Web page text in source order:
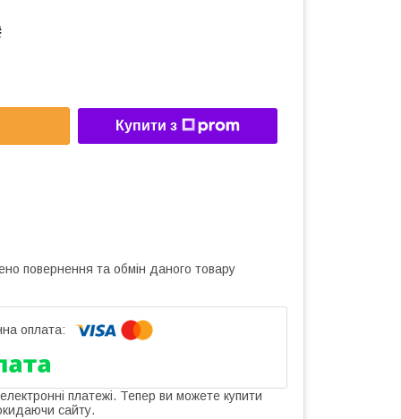
Купити з
повернення та обмін даного товару
платежі. Тепер ви можете купити
сайту.